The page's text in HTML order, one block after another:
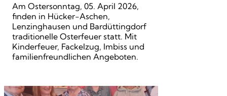
Am Ostersonntag, 05. April 2026,
finden in Hücker-Aschen,
Lenzinghausen und Bardüttingdorf
traditionelle Osterfeuer statt. Mit
Kinderfeuer, Fackelzug, Imbiss und
familienfreundlichen Angeboten.